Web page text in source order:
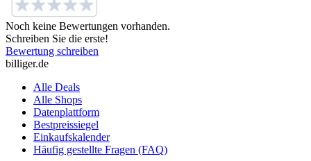
Noch keine Bewertungen vorhanden.
Schreiben Sie die erste!
Bewertung schreiben
billiger.de
Alle Deals
Alle Shops
Datenplattform
Bestpreissiegel
Einkaufskalender
Häufig gestellte Fragen (FAQ)